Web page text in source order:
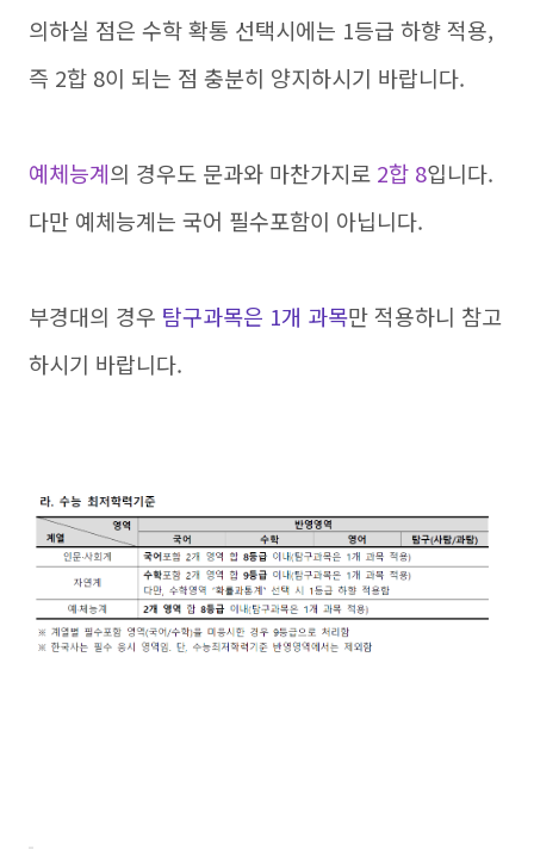
의하실 점은 수학 확통 선택시에는 1등급 하향 적용,
즉 2합 8이 되는 점 충분히 양지하시기 바랍니다.
예체능계의 경우도 문과와 마찬가지로 2합 8입니다.
다만 예체능계는 국어 필수포함이 아닙니다.
부경대의 경우 탐구과목은 1개 과목만 적용하니 참고
하시기 바랍니다.